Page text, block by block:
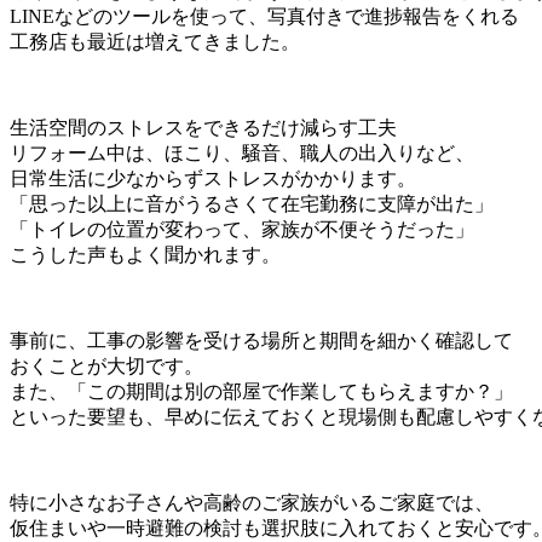
LINEなどのツールを使って、写真付きで進捗報告をくれる
工務店も最近は増えてきました。
生活空間のストレスをできるだけ減らす工夫
リフォーム中は、ほこり、騒音、職人の出入りなど、
日常生活に少なからずストレスがかかります。
「思った以上に音がうるさくて在宅勤務に支障が出た」
「トイレの位置が変わって、家族が不便そうだった」
こうした声もよく聞かれます。
事前に、工事の影響を受ける場所と期間を細かく確認して
おくことが大切です。
また、「この期間は別の部屋で作業してもらえますか？」
といった要望も、早めに伝えておくと現場側も配慮しやすく
特に小さなお子さんや高齢のご家族がいるご家庭では、
仮住まいや一時避難の検討も選択肢に入れておくと安心です。